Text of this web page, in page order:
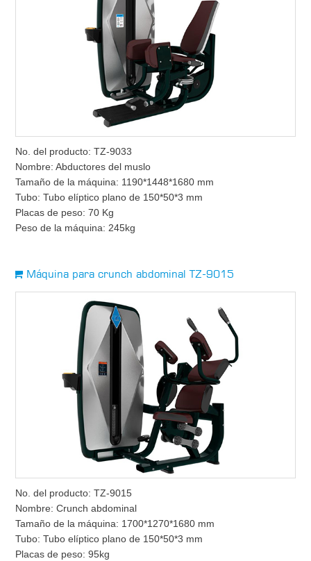
No. del producto: TZ-9033
Nombre: Abductores del muslo
Tamaño de la máquina: 1190*1448*1680 mm
Tubo: Tubo elíptico plano de 150*50*3 mm
Placas de peso: 70 Kg
Peso de la máquina: 245kg
Máquina para crunch abdominal TZ-9015
No. del producto: TZ-9015
Nombre: Crunch abdominal
Tamaño de la máquina: 1700*1270*1680 mm
Tubo: Tubo elíptico plano de 150*50*3 mm
Placas de peso: 95kg